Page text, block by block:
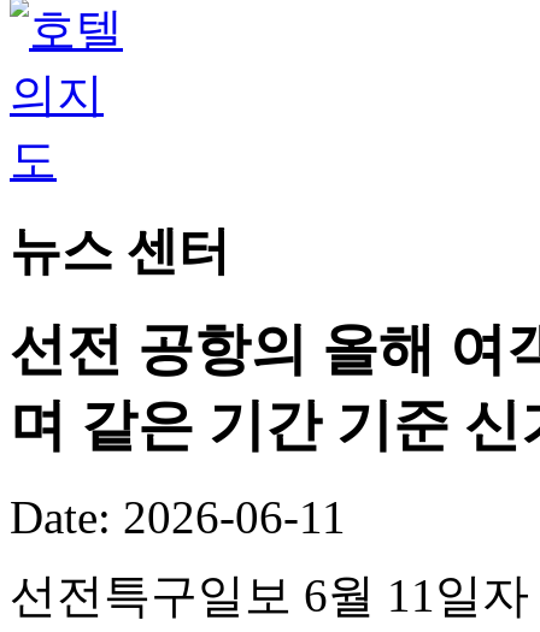
뉴스 센터
선전 공항의 올해 여
며 같은 기간 기준
Date: 2026-06-11
선전특구일보 6월 11일